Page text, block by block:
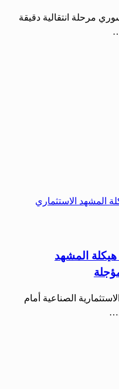
مرحلة انتقالية دقيقة
هيكلة المشهد
الصناعية أمام